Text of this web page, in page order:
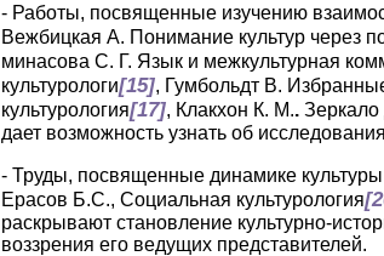
- Работы, посвященные изучению
Вежбицкая А. Понимание культур через
минасова С. Г. Язык и межкультурная
культурологи[15], Гумбольдт В.
культурология[17], Клакхон К. М.. Зеркало
дает возможность узнать об
- Труды, посвященные динамике
Ерасов Б.С., Социальная культурология
раскрывают становление культурно-
воззрения его ведущих представителей.